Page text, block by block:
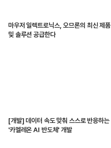
마우저 일렉트로닉스, 오므론의 최신 제품
및 솔루션 공급한다
[개발] 데이터 속도 맞춰 스스로 반응하는
'카멜레온 AI 반도체' 개발